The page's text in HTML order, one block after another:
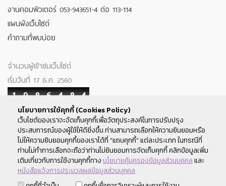
งานคอมพิวเตอร์ 053-943651-4 ต่อ 113-114
แผนผังเว็บไซต์
คำถามที่พบบ่อย
จำนวนผู้เข้าชมเว็บไซต์
เริ่มวันที่ 17 ธ.ค. 2560
1 9 8 6 4 8 4
Your IP : 216.73.216.104
ติดตามเรา
สงวนลิขสิทธิ์ พ.ศ.2560 สหกรณ์ออมทรัพย์มหาวิทยาลัยเชียงใหม่ ©
นโยบายการใช้คุกกี้ (Cookies Policy)
เว็บไซต์ของเราจะจัดเก็บคุกกี้เพื่อวัตถุประสงค์ในการปรับปรุง
ประสบการณ์ของผู้ใช้ให้ดียิ่งขึ้น ท่านสามารถเลือกให้ความยินยอมหรือ
ไม่ให้ความยินยอมคุกกี้ของเราได้ที่ “แถบคุกกี้” แต่ละประเภท ในกรณีที่
ท่านไม่ทำการเลือกจะถือว่าท่านไม่ยินยอมการจัดเก็บคุกกี้ คลิกข้อมูลเพิ่ม
เติมเกี่ยวกับการใช้งานคุกกี้ทาง นโยบายคุ้มครองข้อมูลส่วนบุคคลและ
หนังสือแจ้งการประมวลผลข้อมูลส่วนบุคคล